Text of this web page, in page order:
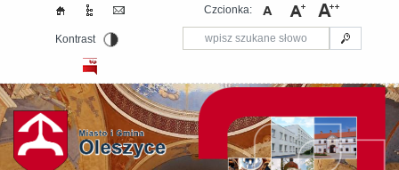
Czcionka:
Kontrast